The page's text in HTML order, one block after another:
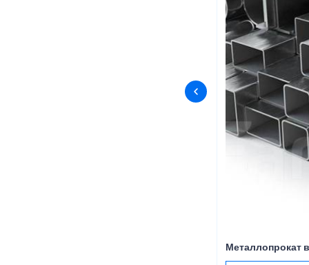
Металлопрокат